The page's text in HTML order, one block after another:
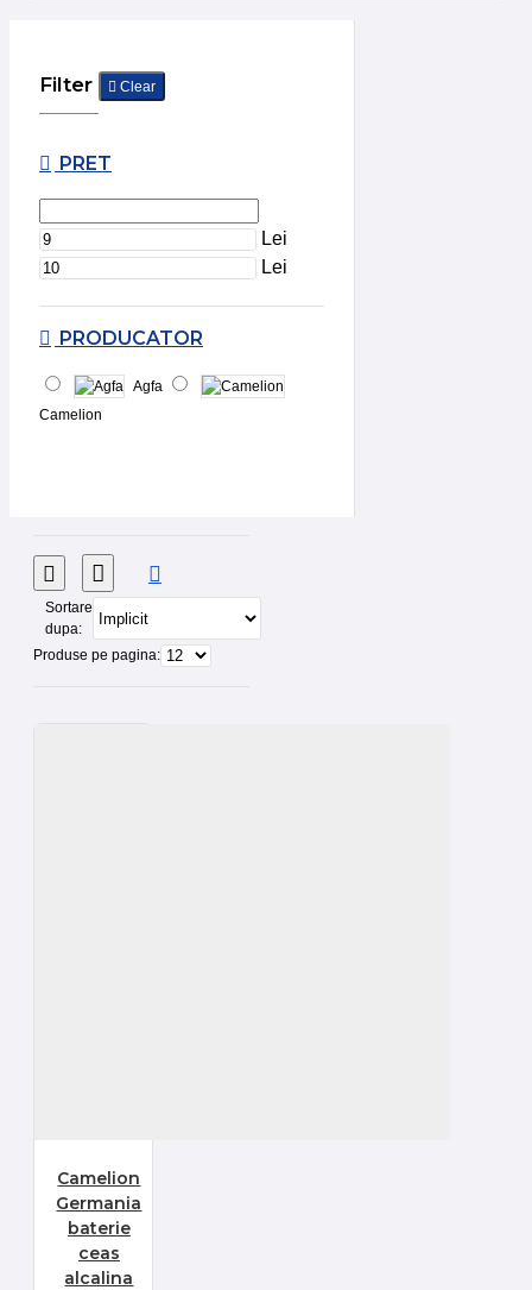
Filter Clear
PRET
Lei
Lei
PRODUCATOR
Agfa
Camelion
Sortare
dupa:
Produse pe pagina:
Camelion
Germania
baterie
ceas
alcalina